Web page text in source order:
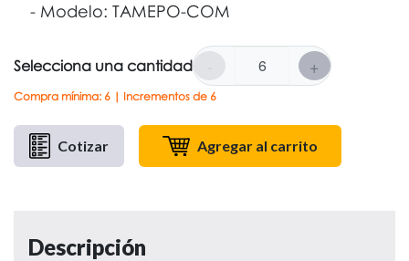
Modelo: TAMEPO-COM
Selecciona una cantidad +
Compra mínima: 6 | Incrementos de 6
Cotizar Agregar al carrito
Descripción